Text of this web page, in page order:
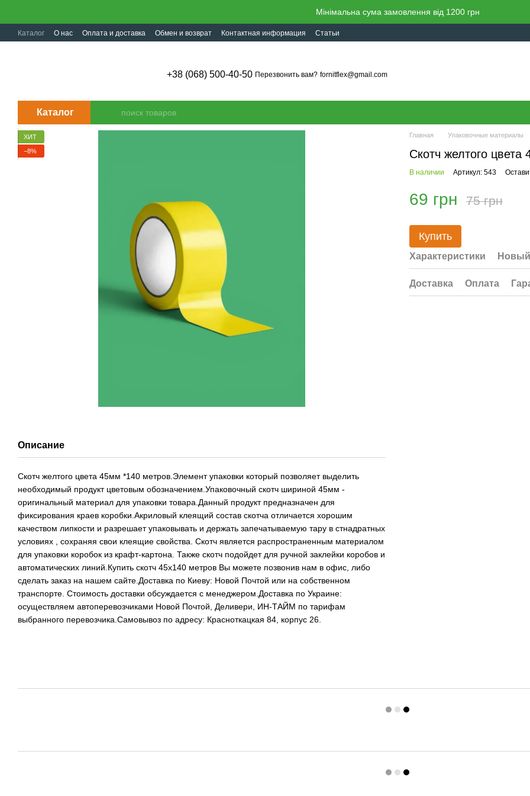
Мінімальна сума замовлення від 1200 грн
Каталог О нас Оплата и доставка Обмен и возврат Контактная информация Статьи
+38 (068) 500-40-50 Перезвонить вам? fornitflex@gmail.com
Каталог
ХИТ
−8%
Описание
Скотч желтого цвета 45мм *140 метров.Элемент упаковки который позволяет выделить
необходимый продукт цветовым обозначением.Упаковочный скотч шириной 45мм -
оригинальный материал для упаковки товара.Данный продукт предназначен для
фиксирования краев коробки.Акриловый клеящий состав скотча отличается хорошим
качеством липкости и разрешает упаковывать и держать запечатываемую тару в стнадратных
условиях , сохраняя свои клеящие свойства. Скотч является распространенным материалом
для упаковки коробок из крафт-картона. Также скотч подойдет для ручной заклейки коробов и
автоматических линий.Купить скотч 45х140 метров Вы можете позвонив нам в офис, либо
сделать заказ на нашем сайте.Доставка по Киеву: Новой Почтой или на собственном
транспорте. Стоимость доставки обсуждается с менеджером.Доставка по Украине:
осуществляем автоперевозчиками Новой Почтой, Деливери, ИН-ТАЙМ по тарифам
выбранного перевозчика.Самовывоз по адресу: Красноткацкая 84, корпус 26.
Главная Упаковочные материалы
Скотч желтого
В наличии Артикул: 543
69 грн 75 грн
Купить
Характеристики
Доставка Оплата